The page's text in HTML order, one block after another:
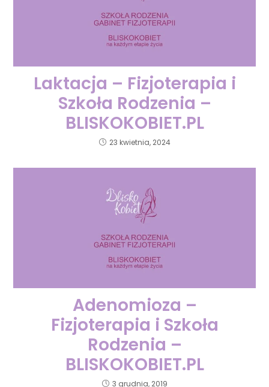
Laktacja – Fizjoterapia i
Szkoła Rodzenia –
BLISKOKOBIET.PL
23 kwietnia, 2024
Adenomioza –
Fizjoterapia i Szkoła
Rodzenia –
BLISKOKOBIET.PL
3 grudnia, 2019